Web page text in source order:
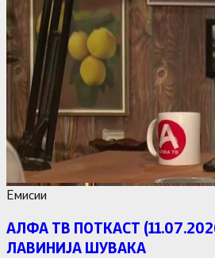
Емисии
АЛФА ТВ ПОТКАСТ
ЛАВИНИЈА ШУВАКА